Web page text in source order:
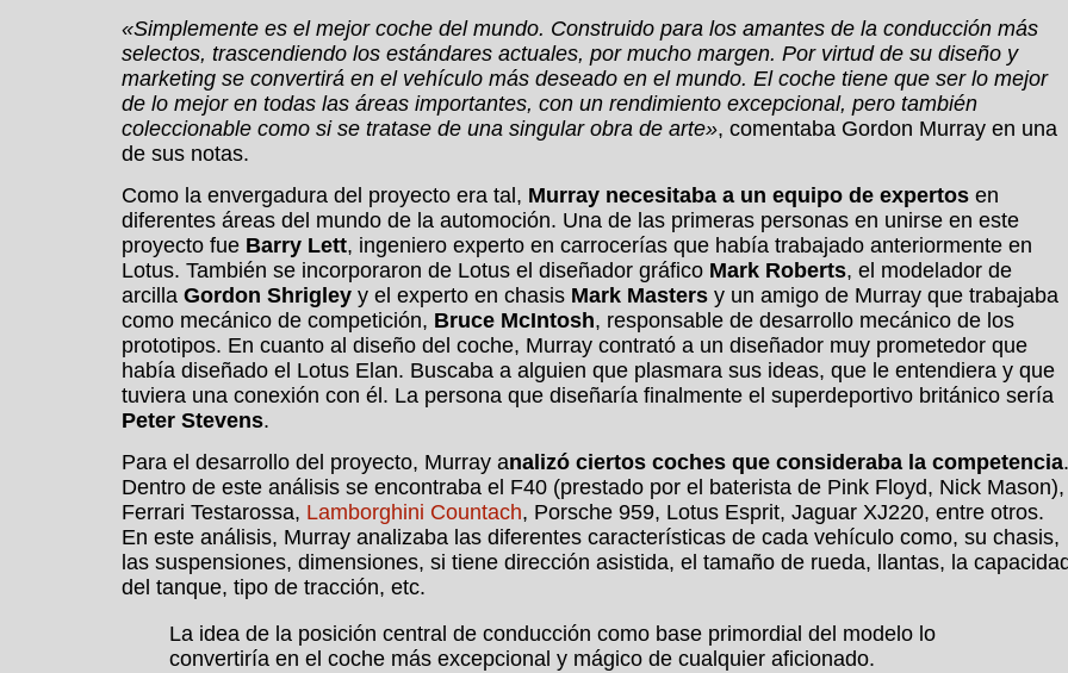
«Simplemente es el mejor coche del mundo. Construido para los amantes de la conducción más
selectos, trascendiendo los estándares actuales, por mucho margen. Por virtud de su diseño y
marketing se convertirá en el vehículo más deseado en el mundo. El coche tiene que ser lo mejor
de lo mejor en todas las áreas importantes, con un rendimiento excepcional, pero también
coleccionable como si se tratase de una singular obra de arte», comentaba Gordon Murray en una
de sus notas.
Como la envergadura del proyecto era tal, Murray necesitaba a un equipo de expertos en
diferentes áreas del mundo de la automoción. Una de las primeras personas en unirse en este
proyecto fue Barry Lett, ingeniero experto en carrocerías que había trabajado anteriormente en
Lotus. También se incorporaron de Lotus el diseñador gráfico Mark Roberts, el modelador de
arcilla Gordon Shrigley y el experto en chasis Mark Masters y un amigo de Murray que trabajaba
como mecánico de competición, Bruce McIntosh, responsable de desarrollo mecánico de los
prototipos. En cuanto al diseño del coche, Murray contrató a un diseñador muy prometedor que
había diseñado el Lotus Elan. Buscaba a alguien que plasmara sus ideas, que le entendiera y que
tuviera una conexión con él. La persona que diseñaría finalmente el superdeportivo británico sería
Peter Stevens.
Para el desarrollo del proyecto, Murray analizó ciertos coches que consideraba la competencia.
Dentro de este análisis se encontraba el F40 (prestado por el baterista de Pink Floyd, Nick Mason),
Ferrari Testarossa, Lamborghini Countach, Porsche 959, Lotus Esprit, Jaguar XJ220, entre otros.
En este análisis, Murray analizaba las diferentes características de cada vehículo como, su chasis,
las suspensiones, dimensiones, si tiene dirección asistida, el tamaño de rueda, llantas, la
del tanque, tipo de tracción, etc.
La idea de la posición central de conducción como base primordial del modelo lo
convertiría en el coche más excepcional y mágico de cualquier aficionado.